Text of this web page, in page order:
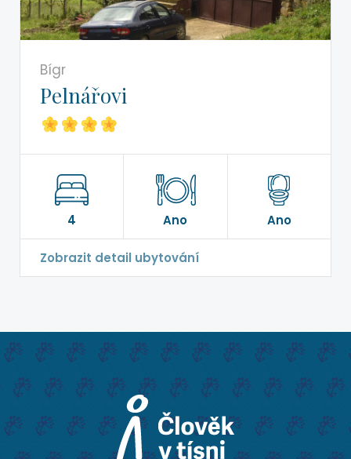
Bígr
Pelnářovi
4 Ano Ano
Zobrazit detail ubytování